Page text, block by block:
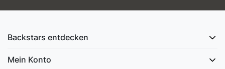
Backstars entdecken
Mein Konto